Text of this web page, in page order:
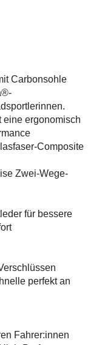
Carbonsohle
eine ergonomisch
Composite
Zwei-Wege-
für bessere
perfekt an
Fahrer:innen